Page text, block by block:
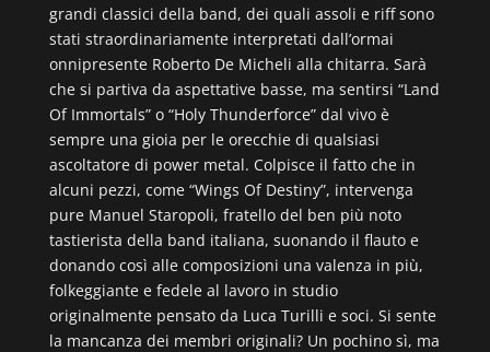
grandi classici della band, dei quali assoli e riff sono
stati straordinariamente interpretati dall’ormai
onnipresente Roberto De Micheli alla chitarra. Sarà
che si partiva da aspettative basse, ma sentirsi “Land
Of Immortals” o “Holy Thunderforce” dal vivo è
sempre una gioia per le orecchie di qualsiasi
ascoltatore di power metal. Colpisce il fatto che in
alcuni pezzi, come “Wings Of Destiny”, intervenga
pure Manuel Staropoli, fratello del ben più noto
tastierista della band italiana, suonando il flauto e
donando così alle composizioni una valenza in più,
folkeggiante e fedele al lavoro in studio
originalmente pensato da Luca Turilli e soci. Si sente
la mancanza dei membri originali? Un pochino sì, ma